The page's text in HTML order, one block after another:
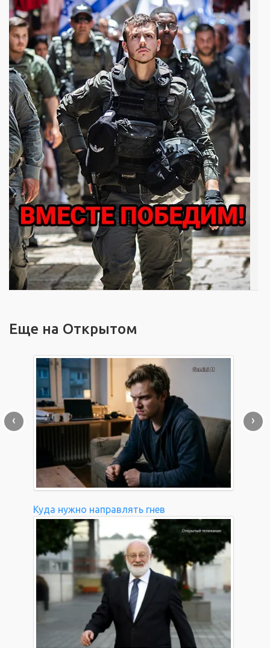
Еще на Открытом
Куда нужно направлять гнев
‹ ›